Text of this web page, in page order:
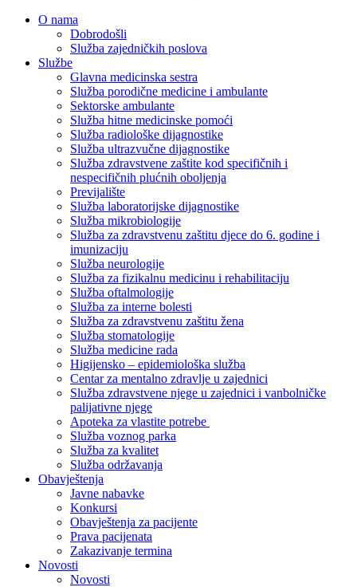
O nama
Dobrodošli
Služba zajedničkih poslova
Službe
Glavna medicinska sestra
Služba porodične medicine i ambulante
Sektorske ambulante
Služba hitne medicinske pomoći
Služba radiološke dijagnostike
Služba ultrazvučne dijagnostike
Služba zdravstvene zaštite kod specifičnih i
nespecifičnih plućnih oboljenja
Previjalište
Služba laboratorijske dijagnostike
Služba mikrobiologije
Služba za zdravstvenu zaštitu djece do 6. godine i
imunizaciju
Služba neurologije
Služba za fizikalnu medicinu i rehabilitaciju
Služba oftalmologije
Služba za interne bolesti
Služba za zdravstvenu zaštitu žena
Služba stomatologije
Služba medicine rada
Higijensko – epidemiološka služba
Centar za mentalno zdravlje u zajednici
Služba zdravstvene njege u zajednici i vanbolničke
palijativne njege
Apoteka za vlastite potrebe
Služba voznog parka
Služba za kvalitet
Služba održavanja
Obavještenja
Javne nabavke
Konkursi
Obavještenja za pacijente
Prava pacijenata
Zakazivanje termina
Novosti
Novosti